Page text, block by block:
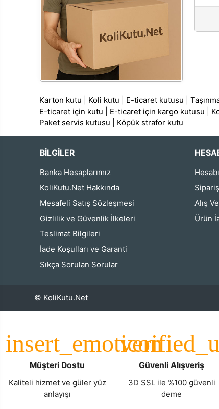
Karton kutu Koli kutu E-ticaret kutusu |
E-ticaret için kutu
E-ticaret için kargo kutusu
Paket servis kutusu
Köpük strafor kutu
BİLGİLER
Banka Hesaplarımız
KoliKutu.Net Hakkında
Mesafeli Satış Sözleşmesi
Gizlilik ve Güvenlik İlkeleri
Teslimat Bilgileri
İade Koşulları ve Garanti
Sıkça Sorulan Sorular
Alış
Ürün
© KoliKutu.Net
Müşteri Dostu
Kaliteli hizmet ve güler yüz
anlayışı
Güvenli Alışveriş
3D SSL ile %100 güvenli
deme